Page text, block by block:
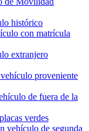
histórico
con matrícula
extranjero
proveniente
de fuera de la
verdes
vehículo de segunda